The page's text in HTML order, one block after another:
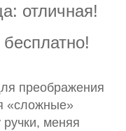
отличная!
преображения
«сложные»
ручки, меняя